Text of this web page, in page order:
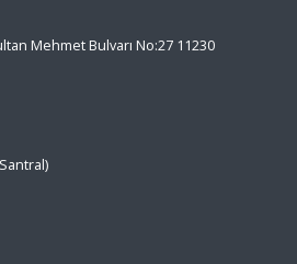
Mehmet Bulvarı No:27 11230